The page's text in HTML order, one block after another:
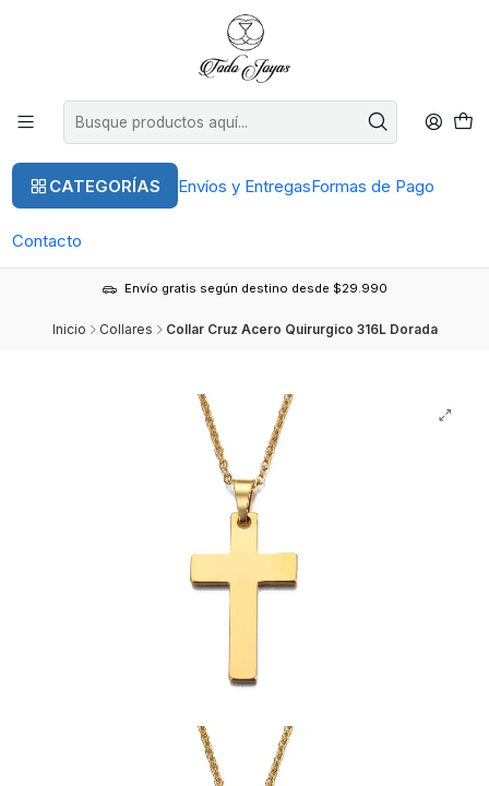
CATEGORÍAS Envíos y EntregasFormas de Pago
Contacto
Envío gratis según destino desde $29.990
Inicio Collares Collar Cruz Acero Quirurgico 316L Dorada